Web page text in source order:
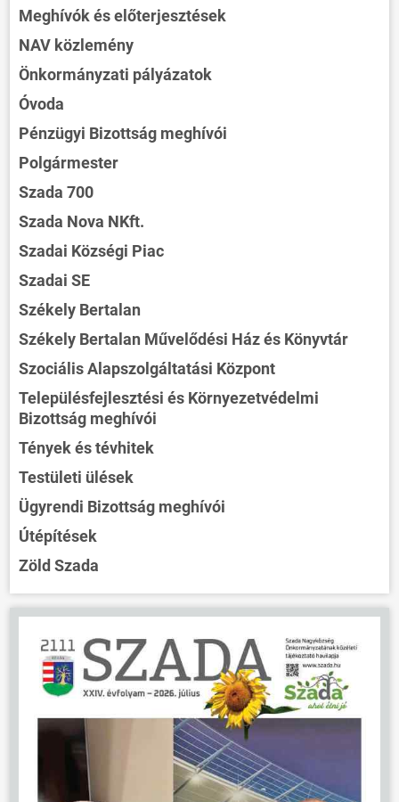
Meghívók és előterjesztések
NAV közlemény
Önkormányzati pályázatok
Óvoda
Pénzügyi Bizottság meghívói
Polgármester
Szada 700
Szada Nova NKft.
Szadai Községi Piac
Szadai SE
Székely Bertalan
Székely Bertalan Művelődési Ház és Könyvtár
Szociális Alapszolgáltatási Központ
Településfejlesztési és Környezetvédelmi
Bizottság meghívói
Tények és tévhitek
Testületi ülések
Ügyrendi Bizottság meghívói
Útépítések
Zöld Szada